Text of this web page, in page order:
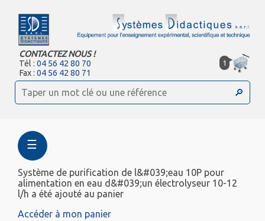
CONTACTEZ NOUS !
Tél :04 56 42 80 70
Fax :04 56 42 80 71
1
☰
Système de purification de l&#039;eau 10P pour
alimentation en eau d&#039;un électrolyseur 10-12
l/h a été ajouté au panier
Accéder à mon panier